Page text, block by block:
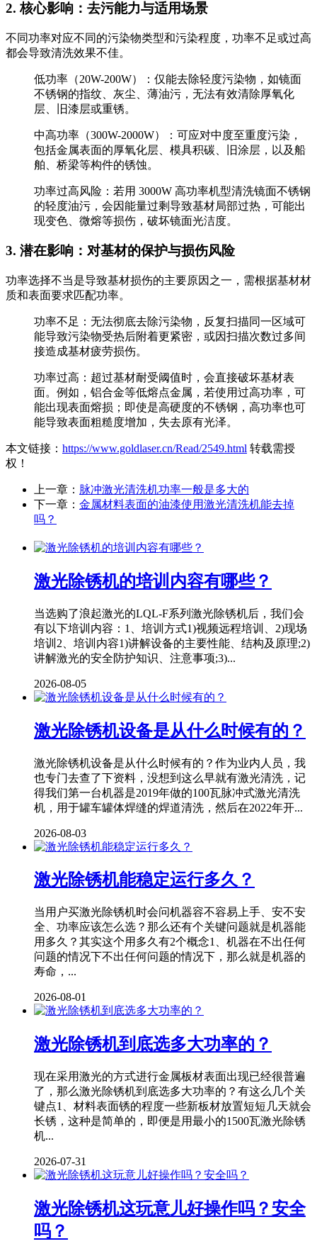
2. 核心影响：去污能力与适用场景
不同功率对应不同的污染物类型和污染程度，功率不足或过高
都会导致清洗效果不佳。
低功率（20W-200W）：仅能去除轻度污染物，如镜面
不锈钢的指纹、灰尘、薄油污，无法有效清除厚氧化
层、旧漆层或重锈。
中高功率（300W-2000W）：可应对中度至重度污染，
包括金属表面的厚氧化层、模具积碳、旧涂层，以及船
舶、桥梁等构件的锈蚀。
功率过高风险：若用 3000W 高功率机型清洗镜面不锈钢
的轻度油污，会因能量过剩导致基材局部过热，可能出
现变色、微熔等损伤，破坏镜面光洁度。
3. 潜在影响：对基材的保护与损伤风险
功率选择不当是导致基材损伤的主要原因之一，需根据基材材
质和表面要求匹配功率。
功率不足：无法彻底去除污染物，反复扫描同一区域可
能导致污染物受热后附着更紧密，或因扫描次数过多间
接造成基材疲劳损伤。
功率过高：超过基材耐受阈值时，会直接破坏基材表
面。例如，铝合金等低熔点金属，若使用过高功率，可
能出现表面熔损；即使是高硬度的不锈钢，高功率也可
能导致表面粗糙度增加，失去原有光泽。
本文链接： https://www.goldlaser.cn/Read/2549.html 转载需授
权！
上一章： 脉冲激光清洗机功率一般是多大的
下一章： 金属材料表面的油漆使用激光清洗机能去掉
吗？
激光除锈机的培训内容有哪些？
当选购了浪起激光的LQL-F系列激光除锈机后，我们会
有以下培训内容：1、培训方式1)视频远程培训、2)现场
培训2、培训内容1)讲解设备的主要性能、结构及原理;2)
讲解激光的安全防护知识、注意事项;3)...
2026-08-05
激光除锈机设备是从什么时候有的？
激光除锈机设备是从什么时候有的？作为业内人员，我
也专门去查了下资料，没想到这么早就有激光清洗，记
得我们第一台机器是2019年做的100瓦脉冲式激光清洗
机，用于罐车罐体焊缝的焊道清洗，然后在2022年开...
2026-08-03
激光除锈机能稳定运行多久？
当用户买激光除锈机时会问机器容不容易上手、安不安
全、功率应该怎么选？那么还有个关键问题就是机器能
用多久？其实这个用多久有2个概念1、机器在不出任何
问题的情况下不出任何问题的情况下，那么就是机器的
寿命，...
2026-08-01
激光除锈机到底选多大功率的？
现在采用激光的方式进行金属板材表面出现已经很普遍
了，那么激光除锈机到底选多大功率的？有这么几个关
键点1、材料表面锈的程度一些新板材放置短短几天就会
长锈，这种是简单的，即便是用最小的1500瓦激光除锈
机...
2026-07-31
激光除锈机这玩意儿好操作吗？安全
吗？